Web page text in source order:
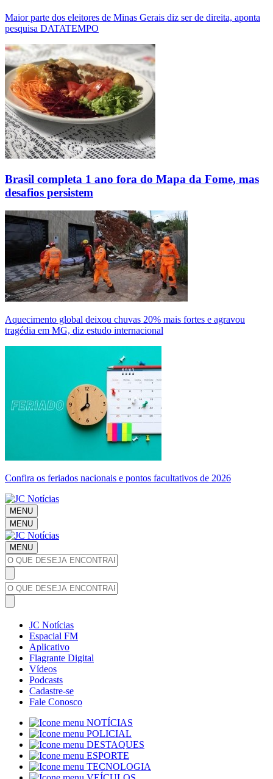
Maior parte dos eleitores de Minas Gerais diz ser de direita, aponta
pesquisa DATATEMPO
Brasil completa 1 ano fora do Mapa da Fome, mas
desafios persistem
Aquecimento global deixou chuvas 20% mais fortes e agravou
tragédia em MG, diz estudo internacional
Confira os feriados nacionais e pontos facultativos de 2026
MENU
MENU
MENU
JC Notícias
Espacial FM
Aplicativo
Flagrante Digital
Vídeos
Podcasts
Cadastre-se
Fale Conosco
NOTÍCIAS
POLICIAL
DESTAQUES
ESPORTE
TECNOLOGIA